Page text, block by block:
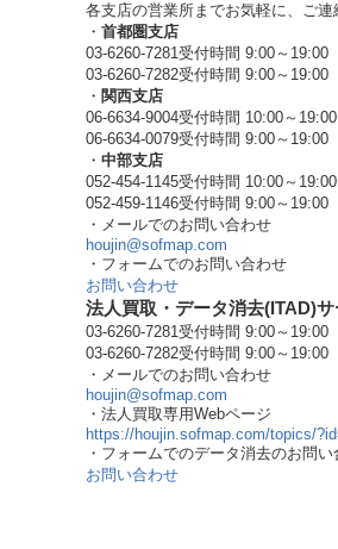
各支店の営業所までお気軽に、ご
・ 首都圏支店
03-6260-7281受付時間 9:00～19:00
03-6260-7282受付時間 9:00～19:00
・ 関西支店
06-6634-9004受付時間 10:00～19:00
06-6634-0079受付時間 9:00～19:00
・ 中部支店
052-454-1145受付時間 10:00～19:00
052-459-1146受付時間 9:00～19:00
・メールでのお問い合わせ
houjin@sofmap.com
・フォームでのお問い合わせ
お問い合わせ
法人買取・データ消去(ITAD)
03-6260-7281受付時間 9:00～19:00
03-6260-7282受付時間 9:00～19:00
・メールでのお問い合わせ
houjin@sofmap.com
・法人買取専用Webページ
https://houjin.sofmap.com/topics/
・フォームでのデータ消去のお問い
お問い合わせ